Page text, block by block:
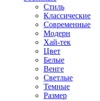
Стиль
Классические
Современные
Модерн
Хай-тек
Цвет
Белые
Венге
Светлые
Темные
Размер